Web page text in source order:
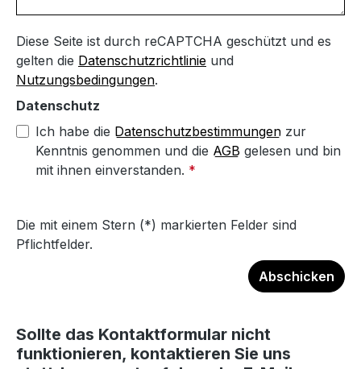
Diese Seite ist durch reCAPTCHA geschützt und es
gelten die Datenschutzrichtlinie und
Nutzungsbedingungen.
Datenschutz
Ich habe die Datenschutzbestimmungen zur
Kenntnis genommen und die AGB gelesen und bin
mit ihnen einverstanden. *
Die mit einem Stern (*) markierten Felder sind
Pflichtfelder.
Abschicken
Sollte das Kontaktformular nicht
funktionieren, kontaktieren Sie uns